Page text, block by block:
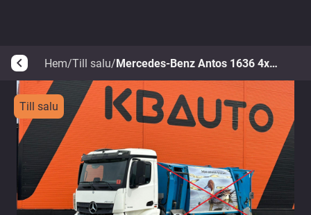
arrow_back_ios Hem/Till salu/ Mercedes-Benz Antos 1636 4x4 HYDRODRIVE
Till salu